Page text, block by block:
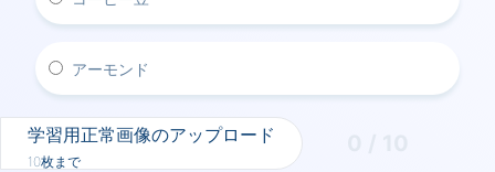
アーモンド
学習用正常画像のアップロード
10枚まで